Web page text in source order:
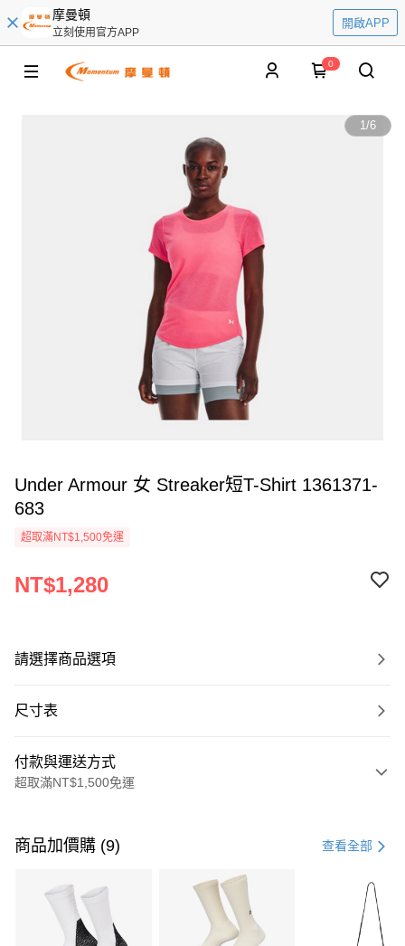
摩曼頓
立刻使用官方APP
開啟APP
0
1/6
Under Armour 女 Streaker短T-Shirt 1361371-
683
超取滿NT$1,500免運
NT$1,280
請選擇商品選項
尺寸表
付款與運送方式
超取滿NT$1,500免運
信用卡一次付款
3 期 0 利率 每期 21家銀行
合作金庫商業銀行
第一商業銀行
商品加價購 (9) 查看全部